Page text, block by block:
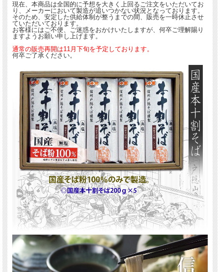
現在、本商品は全国的に予想を大きく上回るご注文をいただいてお
り、メーカーにおいて製造が追いつかない状況となっております。
そのため、安定した供給体制が整うまでの間、販売を一時休止させ
ていただいております。
お客様にはご不便、ご迷惑をおかけいたしますが、何卒ご理解賜り
ますようお願い申し上げます。
通常の販売再開は11月下旬を予定しております。
何卒ご了承ください。